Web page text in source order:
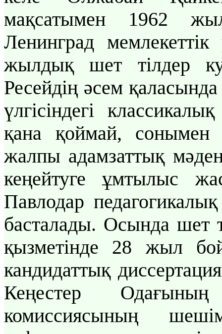
мақсатымен 1962
Ленинград
жылдық шет тілдер
Ресейдің әсем
үлгісіндегі
қана қоймай, сонымен
жалпы адамзаттық
кеңейтуге ұмтылыс
Павлодар
басталады. Осында шет
қызметінде 28 жыл
кандидаттық
Кеңестер
комиссиясының